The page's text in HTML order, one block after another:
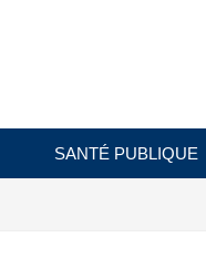
SANTÉ PUBLIQUE